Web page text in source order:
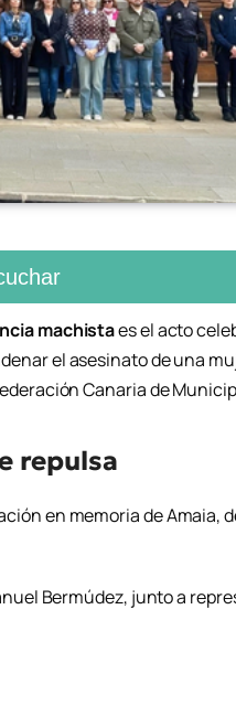
machistaes el acto
el asesinato de una
Canaria de
repulsa
en memoria de Amaia,
Bermúdez, junto a